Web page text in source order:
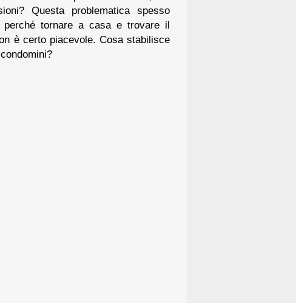
Questa problematica spesso
tornare a casa e trovare il
è certo piacevole. Cosa stabilisce